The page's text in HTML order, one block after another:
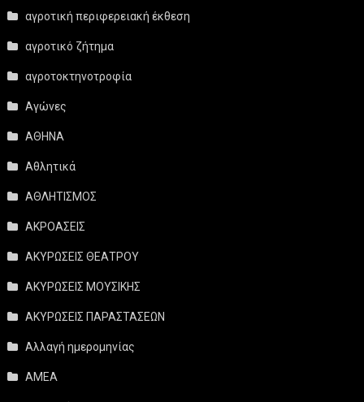
αγροτική περιφερειακή έκθεση
αγροτικό ζήτημα
αγροτοκτηνοτροφία
Αγώνες
ΑΘΗΝΑ
Αθλητικά
ΑΘΛΗΤΙΣΜΟΣ
ΑΚΡΟΑΣΕΙΣ
ΑΚΥΡΩΣΕΙΣ ΘΕΑΤΡΟΥ
ΑΚΥΡΩΣΕΙΣ ΜΟΥΣΙΚΗΣ
ΑΚΥΡΩΣΕΙΣ ΠΑΡΑΣΤΑΣΕΩΝ
Αλλαγή ημερομηνίας
ΑΜΕΑ